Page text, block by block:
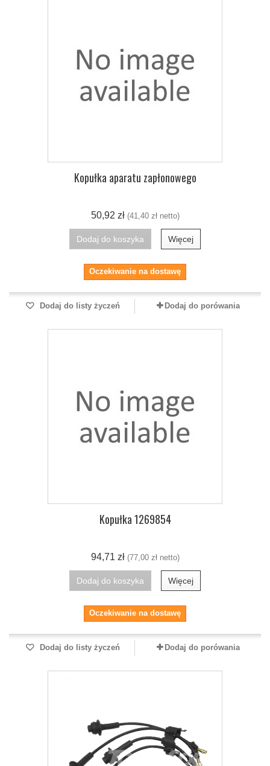
Kopułka aparatu zapłonowego
50,92 zł(41,40 zł netto)
Dodaj do koszyka Więcej
Oczekiwanie na dostawę
Dodaj do listy życzeń Dodaj do porówania
Kopułka 1269854
94,71 zł(77,00 zł netto)
Dodaj do koszyka Więcej
Oczekiwanie na dostawę
Dodaj do listy życzeń Dodaj do porówania